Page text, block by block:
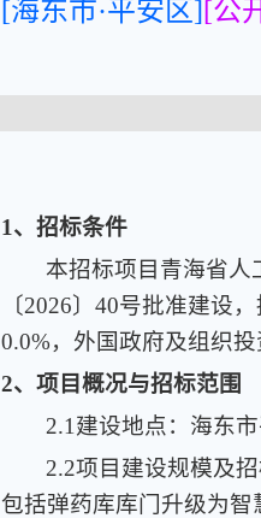
[海东市·平安区][公
1、招标条件
本招标项目青海省人
〔2026〕40号批准建设
0.0%，外国政府及组织
2、项目概况与招标范围
2.1建设地点：海东
2.2项目建设规模及
包括弹药库库门升级为